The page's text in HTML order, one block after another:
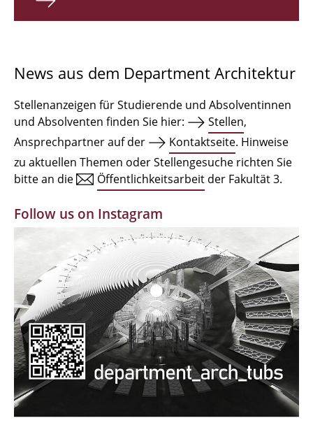
Qualifikationsprofil
Institute
Einrichtungen
Zeichensäle
MBW | Modellbauwerkstatt
Alumni | cloud club
Dokumente und Downloads
News aus dem Department Architektur
Stellenanzeigen für Studierende und Absolventinnen
und Absolventen finden Sie hier:
Stellen,
Ansprechpartner auf der
Kontaktseite. Hinweise
zu aktuellen Themen oder Stellengesuche richten Sie
bitte an die
Öffentlichkeitsarbeit der Fakultät 3.
Follow us on Instagram